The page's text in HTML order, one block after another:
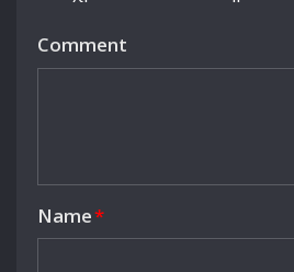
Comment
Name*